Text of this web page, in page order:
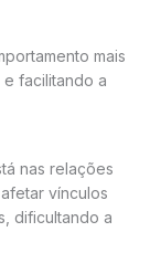
mais
facilitando a
nas relações
vínculos
dificultando a